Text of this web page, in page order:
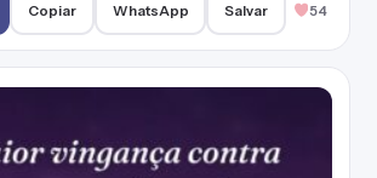
Copiar WhatsApp Salvar 54